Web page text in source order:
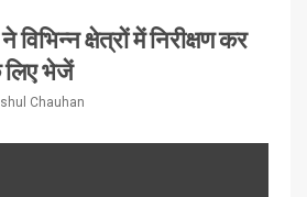
विभिन्न क्षेत्रों में निरीक्षण कर
लिए भेजें
Chauhan